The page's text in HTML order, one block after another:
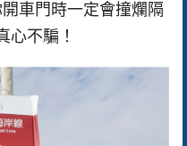
車門時一定會撞爛隔
心不騙！